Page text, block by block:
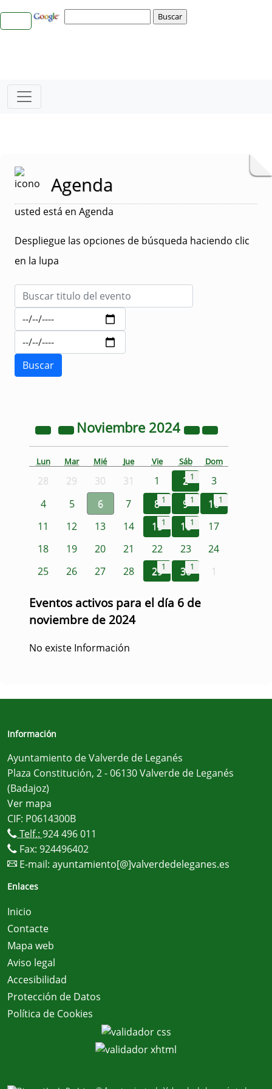
Agenda
usted está en Agenda
Despliegue las opciones de búsqueda haciendo clic
en la lupa
Noviembre 2024
Lun Mar Mié Jue Vie Sáb Dom
28 29 30 31 1 2 1
3
4
5 6 7 8 1 9 1 101
11 12 13 14 151 161
17
18
19 20 21 22 23
24
25
26 27 28 291 301 1
Eventos activos para el día 6 de
noviembre de 2024
No existe Información
Información
Ayuntamiento de Valverde de Leganés
Plaza Constitución, 2 - 06130 Valverde de Leganés
(Badajoz)
Ver mapa
CIF: P0614300B
Telf.: 924 496 011
Fax: 924496402
E-mail: ayuntamiento[@]valverdedeleganes.es
Enlaces
Inicio
Contacte
Mapa web
Aviso legal
Accesibilidad
Protección de Datos
Política de Cookies